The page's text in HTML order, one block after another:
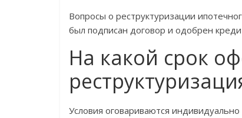
Вопросы о реструктуризации
был подписан договор и одобрен
На какой срок
Условия оговариваются